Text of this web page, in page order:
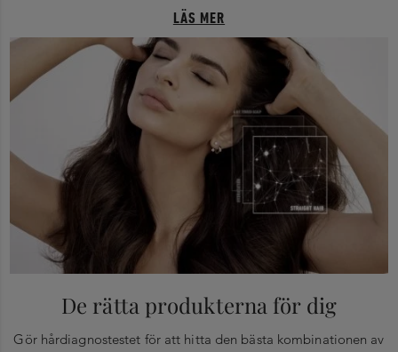
LÄS MER
De rätta produkterna för dig
Gör hårdiagnostestet för att hitta den bästa kombinationen av